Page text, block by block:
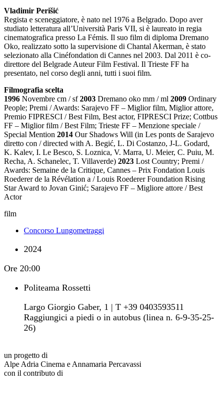
Vladimir Perišić
Regista e sceneggiatore, è nato nel 1976 a Belgrado. Dopo aver
studiato letteratura all’Università Paris VII, si è laureato in regia
cinematografica presso La Fémis. Il suo film di diploma Dremano
Oko, realizzato sotto la supervisione di Chantal Akerman, è stato
selezionato alla Cinéfondation di Cannes nel 2003. Dal 2011 è co-
direttore del Belgrade Auteur Film Festival. Il Trieste FF ha
presentato, nel corso degli anni, tutti i suoi film.
Filmografia scelta
1996 Novembre cm / sf2003 Dremano oko mm / ml 2009 Ordinary
People; Premi / Awards: Sarajevo FF – Miglior film, Miglior attore,
Premio FIPRESCI / Best Film, Best actor, FIPRESCI Prize; Cottbus
FF – Miglior film / Best Film; Trieste FF – Menzione speciale /
Special Mention 2014 Our Shadows Will (in Les ponts de Sarajevo
diretto con / directed with A. Begić, L. Di Costanzo, J-L. Godard,
K. Kalev, I. Le Besco, S. Loznica, V. Marra, U. Meier, C. Puiu, M.
Recha, A. Schanelec, T. Villaverde) 2023 Lost Country; Premi /
Awards: Semaine de la Critique, Cannes – Prix Fondation Louis
Roederer de la Révélation a / Louis Roederer Foundation Rising
Star Award to Jovan Ginić; Sarajevo FF – Migliore attore / Best
Actor
film
Concorso Lungometraggi
2024
Ore 20:00
Politeama Rossetti
Largo Giorgio Gaber, 1 | T +39 0403593511
Raggiungici a piedi o in autobus (linea n. 6-9-35-25-
26)
un progetto di
Alpe Adria Cinema e Annamaria Percavassi
con il contributo di